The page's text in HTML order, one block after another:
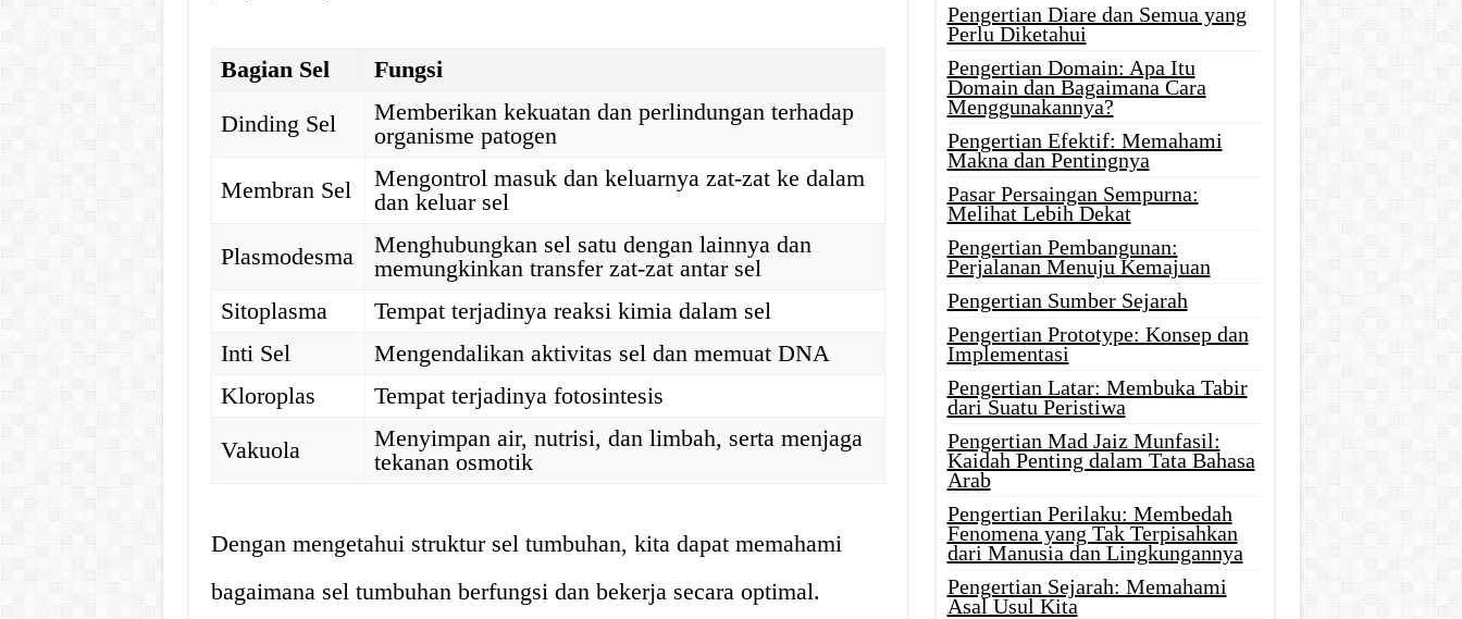
Bagian Sel
Fungsi
Dinding Sel
Memberikan kekuatan dan perlindungan terhadap
organisme patogen
Membran Sel
Mengontrol masuk dan keluarnya zat-zat ke dalam
dan keluar sel
Plasmodesma
Menghubungkan sel satu dengan lainnya dan
memungkinkan transfer zat-zat antar sel
Sitoplasma
Tempat terjadinya reaksi kimia dalam sel
Inti Sel
Mengendalikan aktivitas sel dan memuat DNA
Kloroplas
Tempat terjadinya fotosintesis
Vakuola
Menyimpan air, nutrisi, dan limbah, serta menjaga
tekanan osmotik
Dengan mengetahui struktur sel tumbuhan, kita dapat memahami
bagaimana sel tumbuhan berfungsi dan bekerja secara optimal.
Pengertian Diare dan Semua yang
Perlu Diketahui
Pengertian Domain: Apa Itu
Domain dan Bagaimana Cara
Menggunakannya?
Pengertian Efektif: Memahami
Makna dan Pentingnya
Pasar Persaingan Sempurna:
Melihat Lebih Dekat
Pengertian Pembangunan:
Perjalanan Menuju Kemajuan
Pengertian Sumber Sejarah
Pengertian Prototype: Konsep dan
Implementasi
Pengertian Latar: Membuka Tabir
dari Suatu Peristiwa
Pengertian Mad Jaiz Munfasil:
Kaidah Penting dalam Tata Bahasa
Arab
Pengertian Perilaku: Membedah
Fenomena yang Tak Terpisahkan
dari Manusia dan Lingkungannya
Pengertian Sejarah: Memahami
Asal Usul Kita